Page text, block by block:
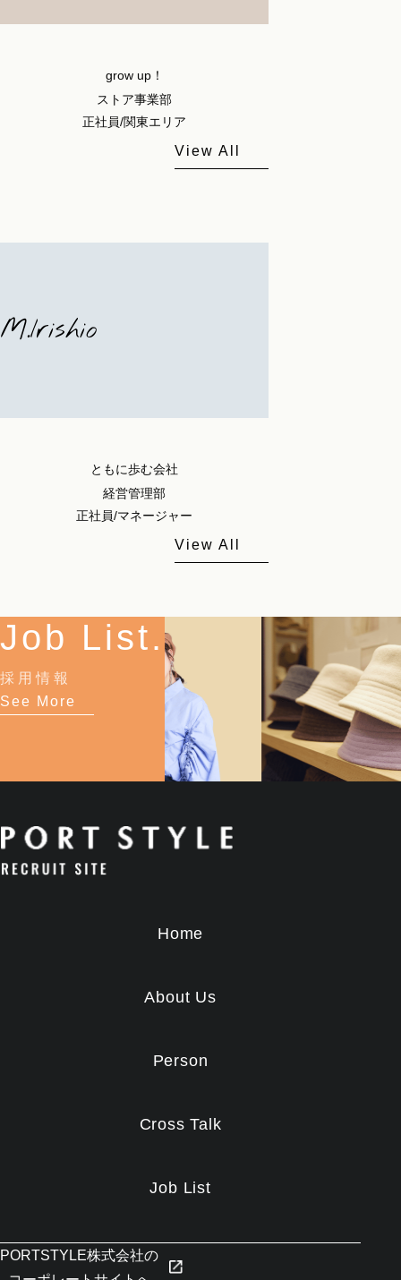
grow up！
ストア事業部
正社員/関東エリア
View All
M.Irishio
ともに歩む会社
経営管理部
正社員/マネージャー
View All
Job List.
採用情報
See More
Home
About Us
Person
Cross Talk
Job List
PORTSTYLE株式会社の